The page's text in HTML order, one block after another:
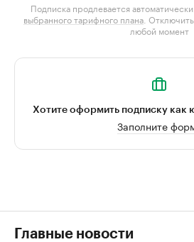
Подписка продлевается
выбранного тарифного плана .
любой момент
Хотите оформить подписку как
Заполните
Главные новости